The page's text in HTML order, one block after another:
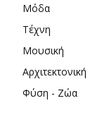
Μόδα
Τέχνη
Μουσική
Αρχιτεκτονική
Φύση - Ζώα